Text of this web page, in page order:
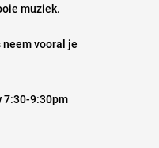
muziek.
neem vooral je
7:30-9:30pm